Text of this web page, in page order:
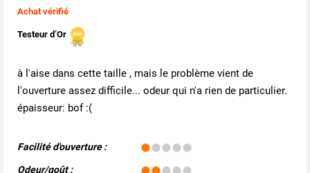
Achat vérifié
Testeur d’Or
à l'aise dans cette taille , mais le problème vient de
l'ouverture assez difficile... odeur qui n'a rien de particulier.
épaisseur: bof :(
Facilité d'ouverture :
Odeur/goût :